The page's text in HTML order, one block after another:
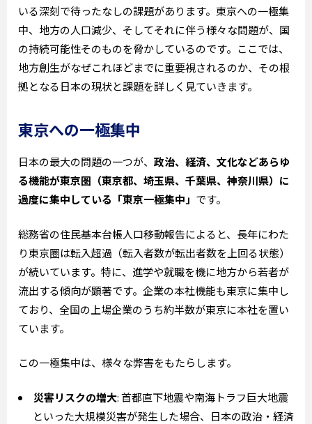
いる深刻で待ったなしの課題があります。東京への一極集
中、地方の人口減少、そしてそれに伴う様々な問題が、国
の持続可能性そのものを脅かしているのです。ここでは、
地方創生がなぜこれほどまでに重要視されるのか、その根
拠となる日本の現状と課題を詳しく見ていきます。
東京への一極集中
日本の最大の問題の一つが、 政治、経済、文化などあらゆ
る機能が東京圏（東京都、埼玉県、千葉県、神奈川県）に
過度に集中している「東京一極集中」 です。
総務省の住民基本台帳人口移動報告によると、長年にわた
り東京圏は転入超過（転入者数が転出者数を上回る状態）
が続いています。特に、進学や就職を機に地方から若者が
流出する傾向が顕著です。企業の本社機能も東京に集中し
ており、全国の上場企業のうち約半数が東京に本社を置い
ています。
この一極集中は、様々な弊害をもたらします。
災害リスクの増大: 首都直下地震や南海トラフ巨大地震
といった大規模災害が発生した場合、日本の政治・経済